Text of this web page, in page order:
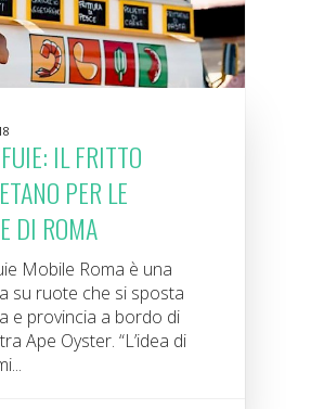
IL FRITTO
PER LE
DI ROMA
Mobile Roma è una
su ruote che si sposta
e provincia a bordo di
Ape Oyster. “L’idea di